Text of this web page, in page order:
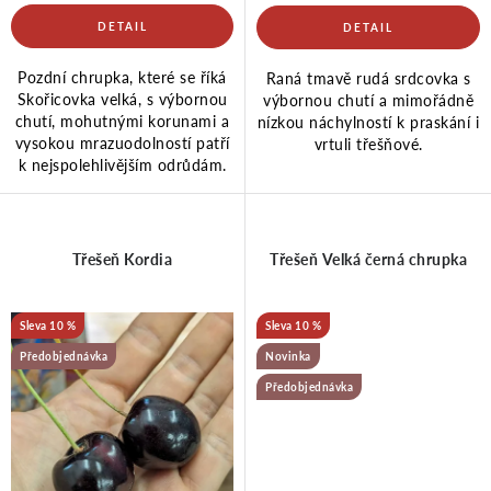
t
ů
k
t
ů
Pozdní chrupka, které se říká
Skořicovka velká, s výbornou
chutí, mohutnými korunami a
vysokou mrazuodolností patří
k nejspolehlivějším odrůdám.
Raná tmavě rudá srdcovka s
výbornou chutí a mimořádně
nízkou náchylností k praskání i
vrtuli třešňové.
Třešeň Kordia
10 %
Předobjednávka
Třešeň Velká černá chrupka
10 %
Novinka
Předobjednávka